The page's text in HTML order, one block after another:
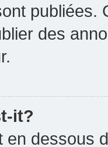
publiées.
des
it?
en dessous